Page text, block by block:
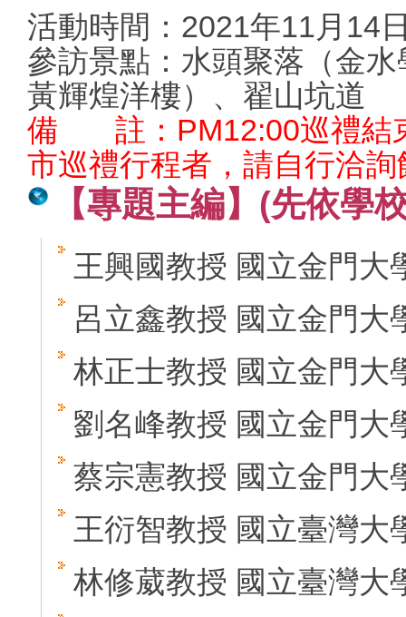
活動時間：2021年11月14
參訪景點：水頭聚落（金
黃輝煌洋樓）、翟山坑道
備 註：PM12:00巡禮結
市巡禮行程者，請自行洽
【專題主編】 (先依學
王興國教授 國立金門大
呂立鑫教授 國立金門大
林正士教授 國立金門大
劉名峰教授 國立金門大
蔡宗憲教授 國立金門大
王衍智教授 國立臺灣大
林修葳教授 國立臺灣大